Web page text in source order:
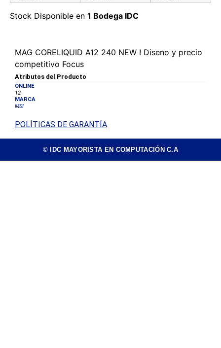
Stock Disponible en 1 Bodega IDC
MAG CORELIQUID A12 240 NEW ! Diseno y precio
competitivo Focus
Atributos del Producto
ONLINE
12
MARCA
MSI
POLÍTICAS DE GARANTÍA
© IDC MAYORISTA EN COMPUTACIÓN C.A